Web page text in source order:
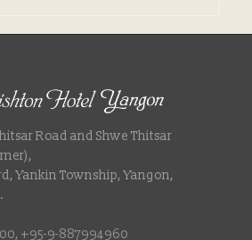
Road and Shwe Thitsar
Yankin Township, Yangon,
+95-9-887994960